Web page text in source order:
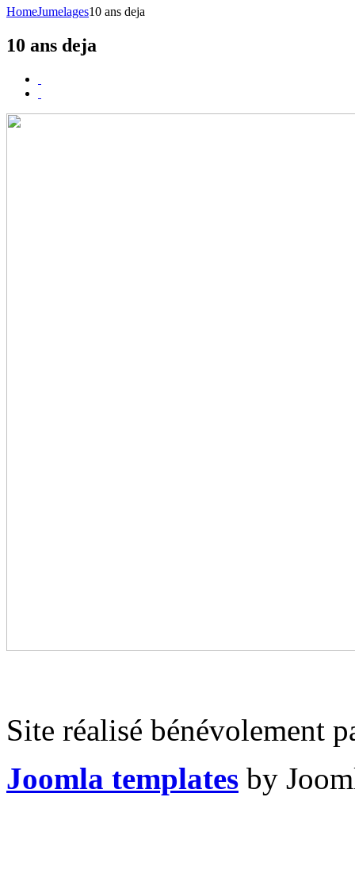
HomeJumelages10 ans deja
10 ans deja
Site réalisé bénévolement
Joomla templates by